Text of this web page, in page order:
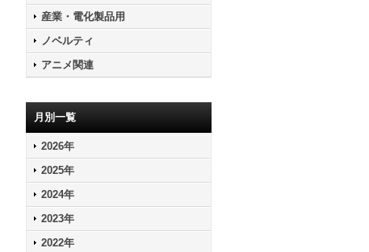
産業・電化製品用
ノベルティ
アニメ関連
月別一覧
2026年
2025年
2024年
2023年
2022年